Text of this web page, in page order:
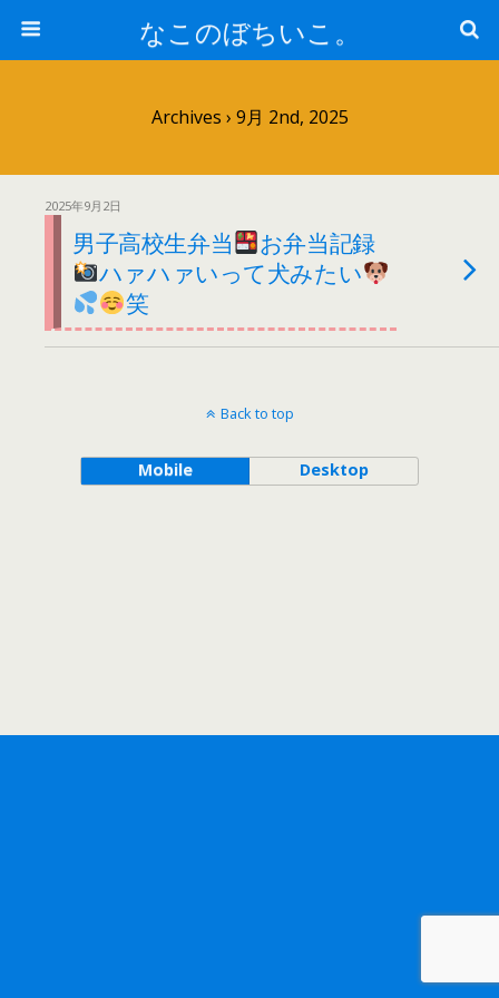
なこのぼちいこ。
Archives › 9月 2nd, 2025
2025年9月2日
男子高校生弁当
お弁当記録
ハァハァいって犬みたい
笑
Back to top
Mobile Desktop